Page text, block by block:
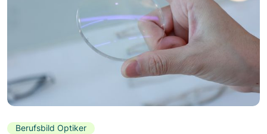
Berufsbild Optiker